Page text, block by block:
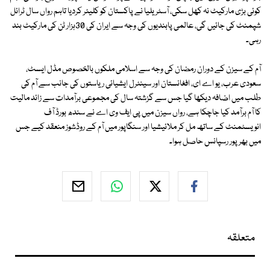
کوئی بڑی مارکیٹ نہ کھل سکی، آسٹریلیا نے پاکستان کو کلیئر کردیا تاہم رواں سال ٹرائل
شپمنٹ کی جائیں گی، عالمی پابندیوں کی وجہ سے ایران کی 30ہزار ٹن کی مارکیٹ بند
رہی۔
آم کے سیزن کے دوران رمضان کی وجہ سے اسلامی ملکوں بالخصوص مڈل ایسٹ،
سعودی عرب، یو اے ای، افغانستان اور سینٹرل ایشیائی ریاستوں کی جانب سے آم کی
طلب میں اضافہ دیکھا گیا جس سے گزشتہ سال کی مجموعی برآمدات سے زائد مالیت
کا آم برآمد کیا جاچکا ہے، رواں سیزن میں پی ایف وی اے نے سندھ بورڈ آف
انویسٹمنٹ کے ساتھ مل کر ملائیشیا اور سنگاپور میں آم کے روڈشوز منعقد کیے جس
میں بھرپور رسپانس حاصل ہوا۔
متعلقہ